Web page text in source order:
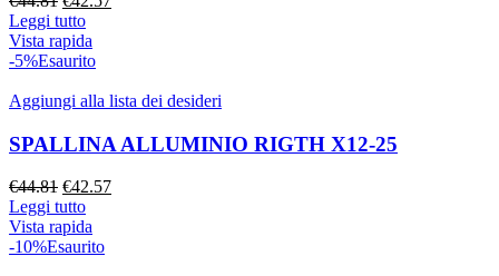
prezzo
originale
era:
Leggi tutto
Vista rapida
-5%Esaurito
Aggiungi alla lista dei desideri
SPALLINA ALLUMINIO RIGTH X12-25
€44.81 Il
prezzo
originale
era:
€42.57Il
Leggi tutto
Vista rapida
-10%Esaurito